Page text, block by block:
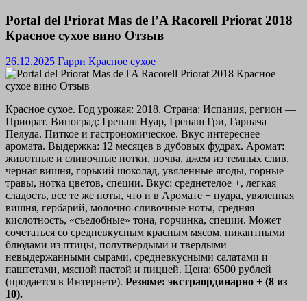
Portal del Priorat Mas de l’A Racorell Priorat 2018
Красное сухое вино Отзыв
26.12.2025 Гарри Красное сухое
Красное сухое. Год урожая: 2018. Страна: Испания, регион —
Приорат. Виноград: Гренаш Нуар, Гренаш Гри, Гарнача
Пелуда. Питкое и гастрономическое. Вкус интереснее
аромата. Выдержка: 12 месяцев в дубовых фудрах. Аромат:
животные и сливочные нотки, почва, джем из темных слив,
черная вишня, горький шоколад, увяленные ягоды, горные
травы, нотка цветов, специи. Вкус: среднетелое +, легкая
сладость, все те же ноты, что и в Аромате + пудра, увяленная
вишня, гербарий, молочно-сливочные ноты, средняя
кислотность, «съедобные» тона, горчинка, специи. Может
сочетаться со средневкусным красным мясом, пикантными
блюдами из птицы, полутвердыми и твердыми
невыдержанными сырами, средневкусными салатами и
паштетами, мясной пастой и пиццей. Цена: 6500 рублей
(продается в Интернете). Резюме: экстраординарно + (8 из
10).